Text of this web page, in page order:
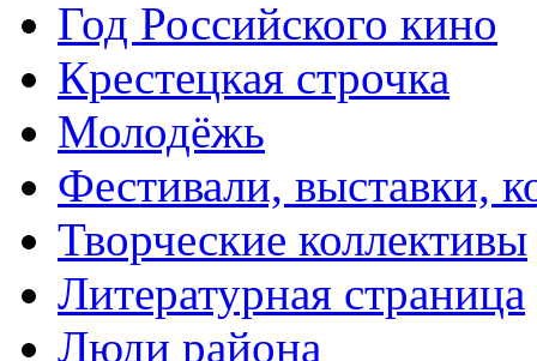
Год Российского кино
Крестецкая строчка
Молодёжь
Фестивали, выставки,
Творческие коллективы
Литературная страница
Люди района